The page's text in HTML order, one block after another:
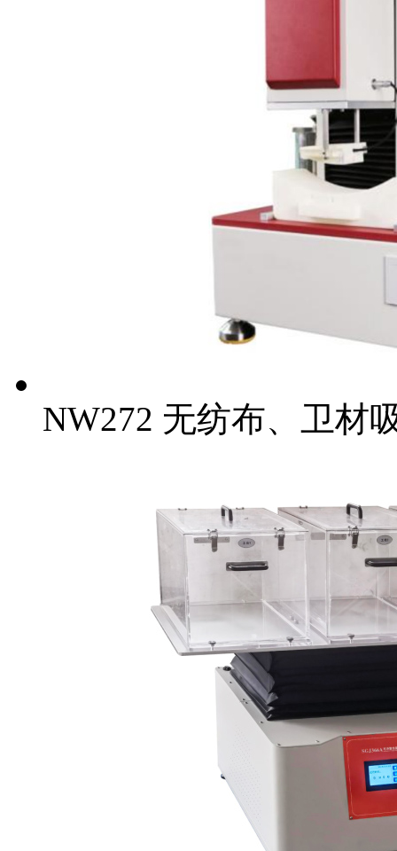
NW272 无纺布、卫材